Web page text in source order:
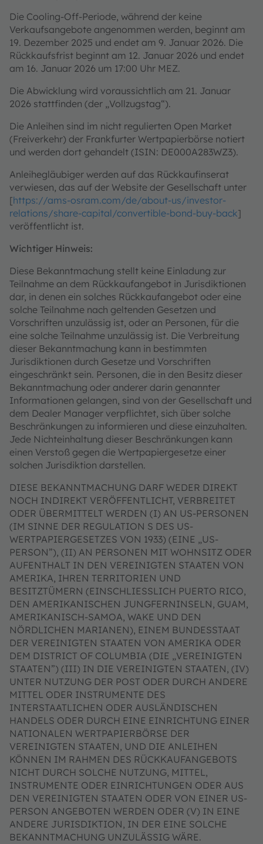
Die Cooling-Off-Periode, während der keine
Verkaufsangebote angenommen werden, beginnt am
19. Dezember 2025 und endet am 9. Januar 2026. Die
Rückkaufsfrist beginnt am 12. Januar 2026 und endet
am 16. Januar 2026 um 17:00 Uhr MEZ.
Die Abwicklung wird voraussichtlich am 21. Januar
2026 stattfinden (der „Vollzugstag“).
Die Anleihen sind im nicht regulierten Open Market
(Freiverkehr) der Frankfurter Wertpapierbörse notiert
und werden dort gehandelt (ISIN: DE000A283WZ3).
Anleihegläubiger werden auf das Rückkaufinserat
verwiesen, das auf der Website der Gesellschaft unter
[https://ams-osram.com/de/about-us/investor-
relations/share-capital/convertible-bond-buy-back]
veröffentlicht ist.
Wichtiger Hinweis:
Diese Bekanntmachung stellt keine Einladung zur
Teilnahme an dem Rückkaufangebot in Jurisdiktionen
dar, in denen ein solches Rückkaufangebot oder eine
solche Teilnahme nach geltenden Gesetzen und
Vorschriften unzulässig ist, oder an Personen, für die
eine solche Teilnahme unzulässig ist. Die Verbreitung
dieser Bekanntmachung kann in bestimmten
Jurisdiktionen durch Gesetze und Vorschriften
eingeschränkt sein. Personen, die in den Besitz dieser
Bekanntmachung oder anderer darin genannter
Informationen gelangen, sind von der Gesellschaft und
dem Dealer Manager verpflichtet, sich über solche
Beschränkungen zu informieren und diese einzuhalten.
Jede Nichteinhaltung dieser Beschränkungen kann
einen Verstoß gegen die Wertpapiergesetze einer
solchen Jurisdiktion darstellen.
DIESE BEKANNTMACHUNG DARF WEDER DIREKT
NOCH INDIREKT VERÖFFENTLICHT, VERBREITET
ODER ÜBERMITTELT WERDEN (I) AN US-PERSONEN
(IM SINNE DER REGULATION S DES US-
WERTPAPIERGESETZES VON 1933) (EINE „US-
PERSON”), (II) AN PERSONEN MIT WOHNSITZ ODER
AUFENTHALT IN DEN VEREINIGTEN STAATEN VON
AMERIKA, IHREN TERRITORIEN UND
BESITZTÜMERN (EINSCHLIESSLICH PUERTO RICO,
DEN AMERIKANISCHEN JUNGFERNINSELN, GUAM,
AMERIKANISCH-SAMOA, WAKE UND DEN
NÖRDLICHEN MARIANEN), EINEM BUNDESSTAAT
DER VEREINIGTEN STAATEN VON AMERIKA ODER
DEM DISTRICT OF COLUMBIA (DIE „VEREINIGTEN
STAATEN”) (III) IN DIE VEREINIGTEN STAATEN, (IV)
UNTER NUTZUNG DER POST ODER DURCH ANDERE
MITTEL ODER INSTRUMENTE DES
INTERSTAATLICHEN ODER AUSLÄNDISCHEN
HANDELS ODER DURCH EINE EINRICHTUNG EINER
NATIONALEN WERTPAPIERBÖRSE DER
VEREINIGTEN STAATEN, UND DIE ANLEIHEN
KÖNNEN IM RAHMEN DES RÜCKKAUFANGEBOTS
NICHT DURCH SOLCHE NUTZUNG, MITTEL,
INSTRUMENTE ODER EINRICHTUNGEN ODER AUS
DEN VEREINIGTEN STAATEN ODER VON EINER US-
PERSON ANGEBOTEN WERDEN ODER (V) IN EINE
ANDERE JURISDIKTION, IN DER EINE SOLCHE
BEKANNTMACHUNG UNZULÄSSIG WÄRE.